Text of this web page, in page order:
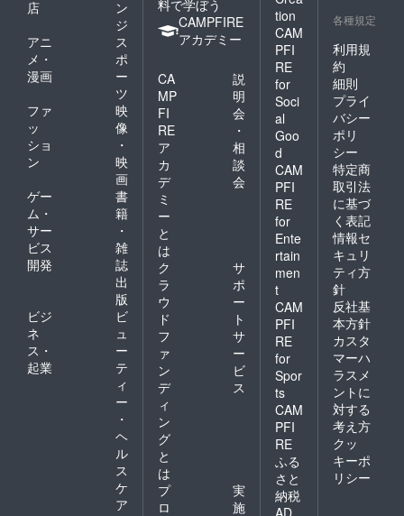
店
ン
ジ
アニ
メ・
漫画
ス
ポ
ー
ツ
ファ
ッ
ショ
ン
映
像
・
映
画
ゲー
ム・
サー
ビス
開発
書
籍
・
雑
誌
出
版
ビジ
ネ
ス・
起業
ビ
ュ
ー
テ
ィ
ー
・
ヘ
ル
ス
ケ
ア
料で学ぼう
CAMPFIRE
アカデミー
CA
MP
FI
RE
ア
カ
デ
ミ
ー
と
は
説
明
会
・
相
談
会
ク
ラ
ウ
ド
フ
ァ
ン
デ
ィ
ン
グ
と
は
サ
ポ
ー
ト
サ
ー
ビ
ス
プ
ロ
実
施
tion
CAM
PFI
RE
for
Soci
al
Goo
d
CAM
PFI
RE
for
Ente
rtain
men
t
CAM
PFI
RE
for
Spor
ts
CAM
PFI
RE
ふる
さと
納税
AD
各種規定
利用規
約
細則
プライ
バシー
ポリ
シー
特定商
取引法
に基づ
く表記
情報セ
キュリ
ティ方
針
反社基
本方針
カスタ
マーハ
ラスメ
ントに
対する
考え方
クッ
キーポ
リシー